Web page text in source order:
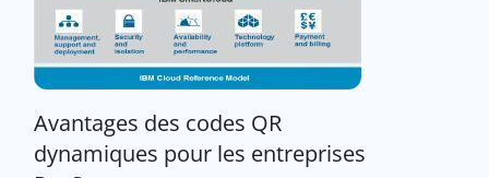
Avantages des codes QR
dynamiques pour les entreprises